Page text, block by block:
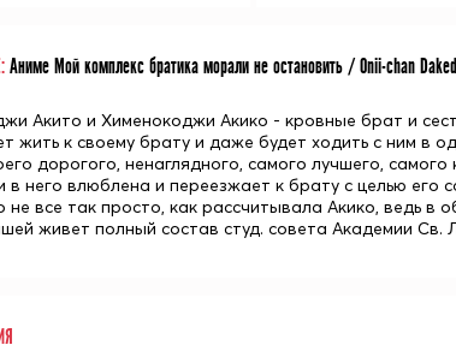
Аниме Мой комплекс братика морали не остановить / Onii-chan
Акито и Хименокоджи Акико - кровные брат и
жить к своему брату и даже будет ходить с ним в
дорогого, ненаглядного, самого лучшего,
в него влюблена и переезжает к брату с целью его
не все так просто, как рассчитывала Акико, ведь
живет полный состав студ. совета Академии